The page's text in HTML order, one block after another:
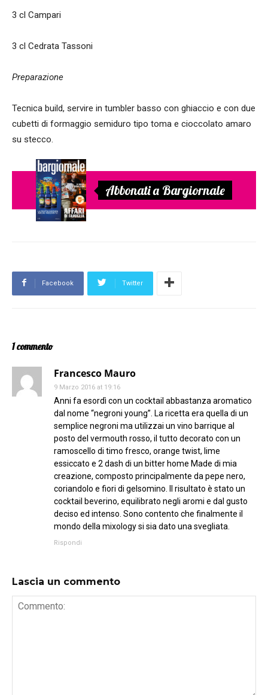
3 cl Campari
3 cl Cedrata Tassoni
Preparazione
Tecnica build, servire in tumbler basso con ghiaccio e con due
cubetti di formaggio semiduro tipo toma e cioccolato amaro
su stecco.
Abbonati a Bargiornale
Facebook Twitter
1 commento
Francesco Mauro
9 Marzo 2016 at 19:16
Anni fa esordì con un cocktail abbastanza aromatico
dal nome “negroni young”. La ricetta era quella di un
semplice negroni ma utilizzai un vino barrique al
posto del vermouth rosso, il tutto decorato con un
ramoscello di timo fresco, orange twist, lime
essiccato e 2 dash di un bitter home Made di mia
creazione, composto principalmente da pepe nero,
coriandolo e fiori di gelsomino. Il risultato è stato un
cocktail beverino, equilibrato negli aromi e dal gusto
deciso ed intenso. Sono contento che finalmente il
mondo della mixology si sia dato una svegliata.
Rispondi
Lascia un commento